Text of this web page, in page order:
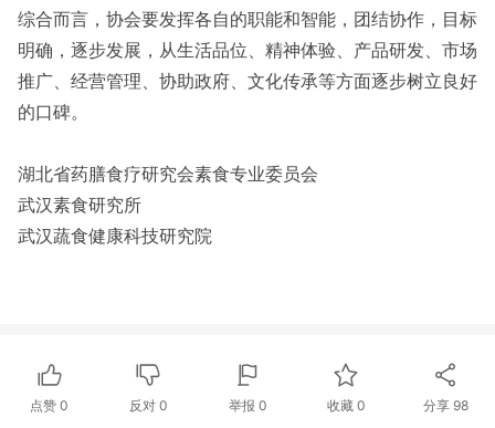
综合而言，协会要发挥各自的职能和智能，团结协作，目标
明确，逐步发展，从生活品位、精神体验、产品研发、市场
推广、经营管理、协助政府、文化传承等方面逐步树立良好
的口碑。
湖北省药膳食疗研究会素食专业委员会
武汉素食研究所
武汉蔬食健康科技研究院
点赞0 反对 0 举报 0 收藏 0 分享 98